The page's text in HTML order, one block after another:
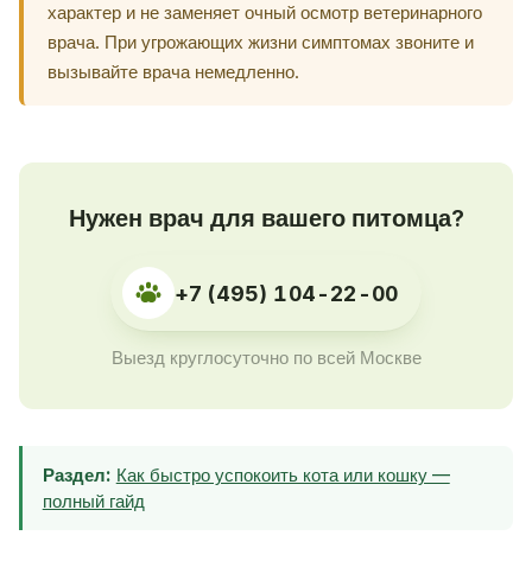
характер и не заменяет очный осмотр ветеринарного
врача. При угрожающих жизни симптомах звоните и
вызывайте врача немедленно.
Нужен врач для вашего питомца?
+7 (495) 104-22-00
Выезд круглосуточно по всей Москве
Раздел: Как быстро успокоить кота или кошку —
полный гайд